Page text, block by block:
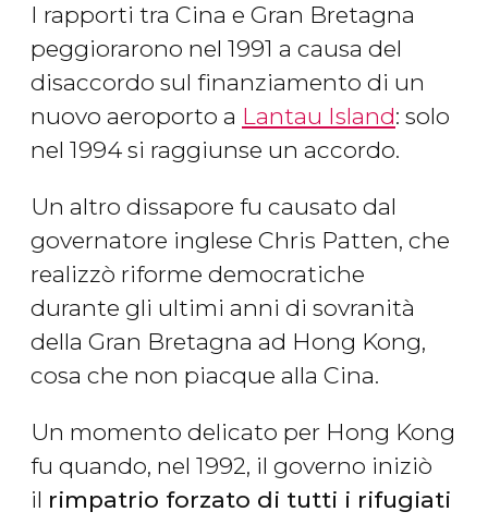
I rapporti tra Cina e Gran Bretagna
peggiorarono nel 1991 a causa del
disaccordo sul finanziamento di un
nuovo aeroporto a Lantau Island: solo
nel 1994 si raggiunse un accordo.
Un altro dissapore fu causato dal
governatore inglese Chris Patten, che
realizzò riforme democratiche
durante gli ultimi anni di sovranità
della Gran Bretagna ad Hong Kong,
cosa che non piacque alla Cina.
Un momento delicato per Hong Kong
fu quando, nel 1992, il governo iniziò
il rimpatrio forzato di tutti i rifugiati